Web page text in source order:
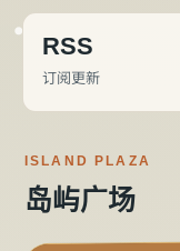
RSS
订阅更新
ISLAND PLAZA
岛屿广场